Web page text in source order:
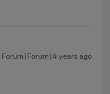
Forum|Forum|4 years ago